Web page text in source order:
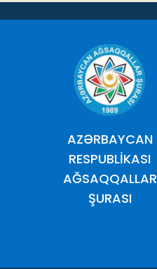
AZƏRBAYCAN
RESPUBLİKASI
AĞSAQQALLAR
ŞURASI